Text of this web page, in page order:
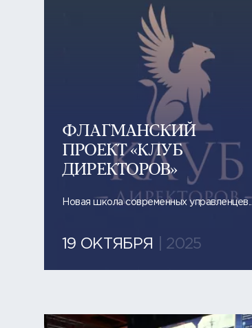
ФЛАГМАНСКИЙ
ПРОЕКТ «КЛУБ
ДИРЕКТОРОВ»
Новая школа современных управленцев....
19 ОКТЯБРЯ | 2025